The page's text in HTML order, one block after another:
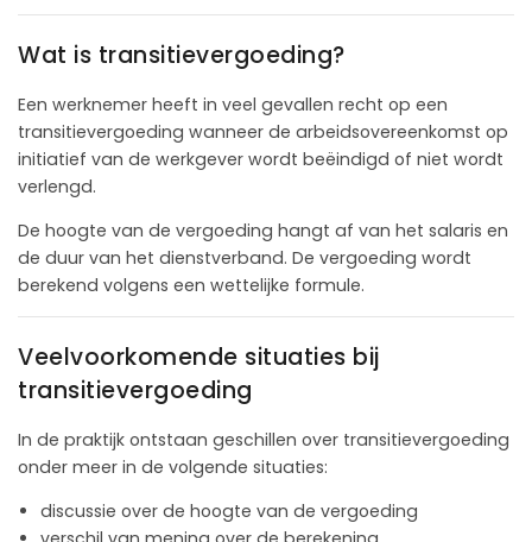
Wat is transitievergoeding?
Een werknemer heeft in veel gevallen recht op een
transitievergoeding wanneer de arbeidsovereenkomst op
initiatief van de werkgever wordt beëindigd of niet wordt
verlengd.
De hoogte van de vergoeding hangt af van het salaris en
de duur van het dienstverband. De vergoeding wordt
berekend volgens een wettelijke formule.
Veelvoorkomende situaties bij
transitievergoeding
In de praktijk ontstaan geschillen over transitievergoeding
onder meer in de volgende situaties:
discussie over de hoogte van de vergoeding